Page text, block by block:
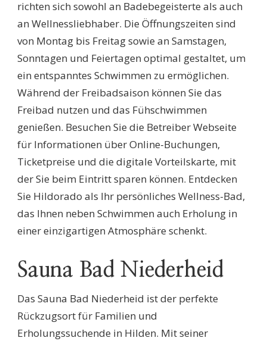
richten sich sowohl an Badebegeisterte als auch
an Wellnessliebhaber. Die Öffnungszeiten sind
von Montag bis Freitag sowie an Samstagen,
Sonntagen und Feiertagen optimal gestaltet, um
ein entspanntes Schwimmen zu ermöglichen.
Während der Freibadsaison können Sie das
Freibad nutzen und das Fühschwimmen
genießen. Besuchen Sie die Betreiber Webseite
für Informationen über Online-Buchungen,
Ticketpreise und die digitale Vorteilskarte, mit
der Sie beim Eintritt sparen können. Entdecken
Sie Hildorado als Ihr persönliches Wellness-Bad,
das Ihnen neben Schwimmen auch Erholung in
einer einzigartigen Atmosphäre schenkt.
Sauna Bad Niederheid
Das Sauna Bad Niederheid ist der perfekte
Rückzugsort für Familien und
Erholungssuchende in Hilden. Mit seiner